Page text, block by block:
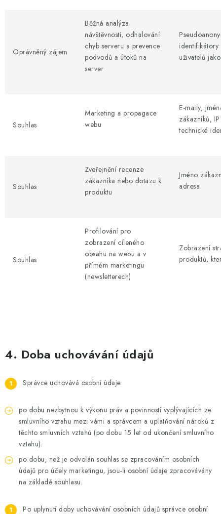
Oprávněný zájem
Běžná analýza
návštěvnosti, odhalování
chyb serveru a prevence
podvodů a útoků na
server
identifikátory
uživatelů
Souhlas
Marketing a propagace
webu
E-maily,
zákazníků,
technické
Souhlas
Zveřejnění recenze
zákazníka nebo dotazu k
produktu
Jméno
adresa
Souhlas
Profilování pro
zobrazení cíleného
obsahu na webu a v
přímém marketingu
(newsletterech)
Zobrazení
produktů,
4. Doba uchovávání údajů
Správce uchovává osobní údaje
po dobu nezbytnou k výkonu práv a povinností vyplývajících ze
smluvního vztahu mezi vámi a správcem a uplatňování nároků z
těchto smluvních vztahů (po dobu 15 let od ukončení smluvního
vztahu).
po dobu, než je odvolán souhlas se zpracováním osobních
údajů pro účely marketingu, jsou-li osobní údaje zpracovávány
na základě souhlasu.
Po uplynutí doby uchovávání osobních údajů správce osobní